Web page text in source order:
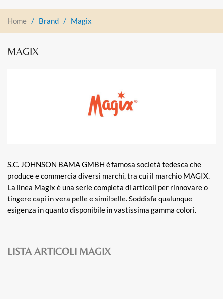
Home / Brand / Magix
MAGIX
S.C. JOHNSON BAMA GMBH è famosa società tedesca che
produce e commercia diversi marchi, tra cui il marchio MAGIX.
La linea Magix è una serie completa di articoli per rinnovare o
tingere capi in vera pelle e similpelle. Soddisfa qualunque
esigenza in quanto disponibile in vastissima gamma colori.
LISTA ARTICOLI MAGIX